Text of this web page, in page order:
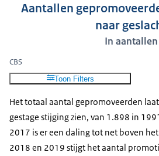
Aantallen
naar
In aantallen
CBS
Toon Filters
Het totaal aantal gepromoveerden
gestage stijging zien, van 1.898 in
2017 is er een daling tot net boven
2018 en 2019 stijgt het aantal